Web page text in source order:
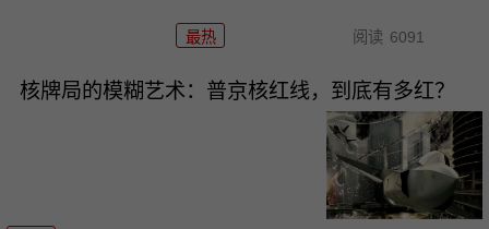
最热 阅读 6091
核牌局的模糊艺术：普京核红线，到底有多红？